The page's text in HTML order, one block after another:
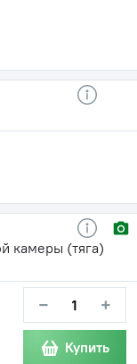
камеры (тяга)
− +
Купить